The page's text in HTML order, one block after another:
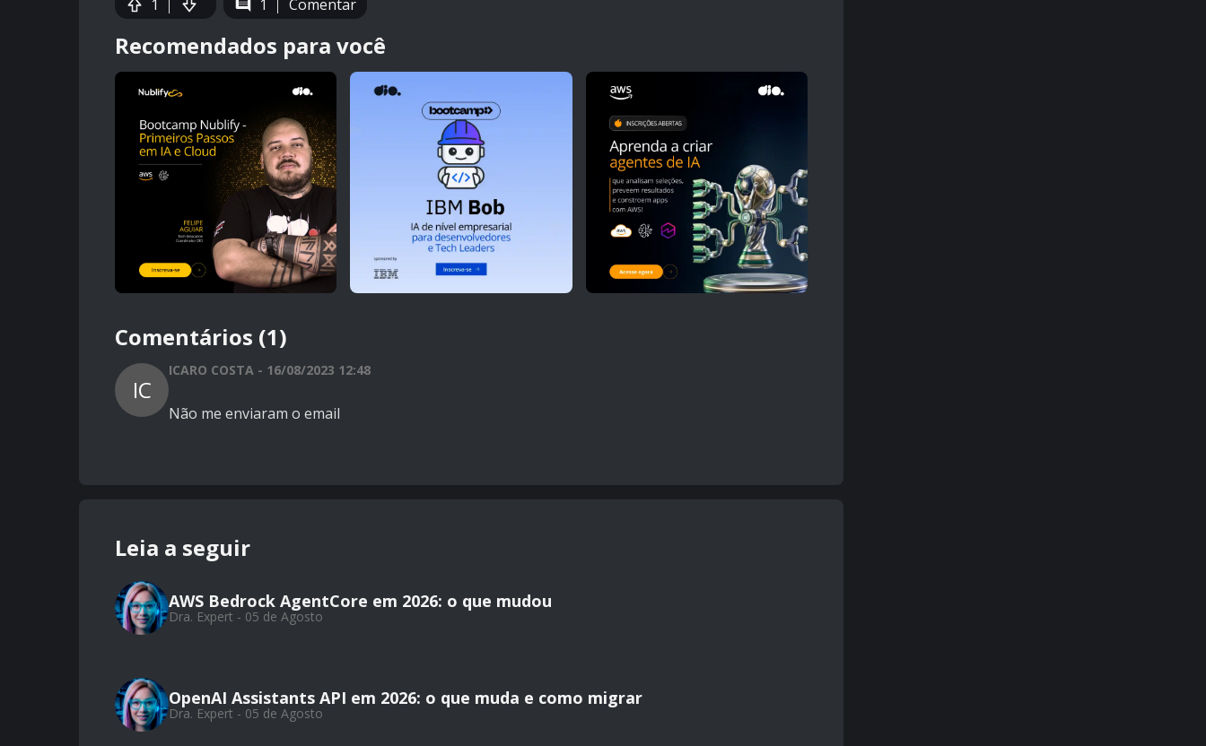
1 1 Comentar
Recomendados para você
Comentários (1)
IC
ICARO COSTA - 16/08/2023 12:48
Não me enviaram o email
Leia a seguir
AWS Bedrock AgentCore em 2026: o que mudou
Dra. Expert - 05 de Agosto
OpenAI Assistants API em 2026: o que muda e como migrar
Dra. Expert - 05 de Agosto